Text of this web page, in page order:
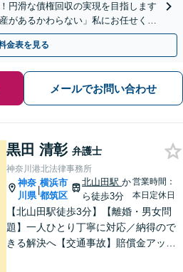
円滑な債権回収の実現を目指します
があるかわらない」私にお任せくだ
夜間相談可】
金表を見る
メールでお問い合わせ
黒田 清彰 弁護士
神奈川港北法律事務所
神奈
川県
|
横浜市
都筑区
北山田駅か
ら徒歩3分
営業時間：
本日定休日
【北山田駅徒歩3分】【離婚・男女問
題】一人ひとり丁寧に対応／納得ので
きる解決へ【交通事故】賠償金アップ